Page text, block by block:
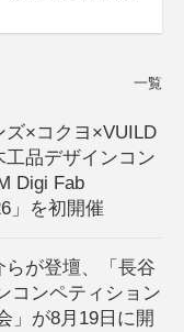
一覧
ズ×コクヨ×VUILD
品デザインコン
Digi Fab
」を初開催
が登壇、「長谷
コンペティション
」が8月19日に開